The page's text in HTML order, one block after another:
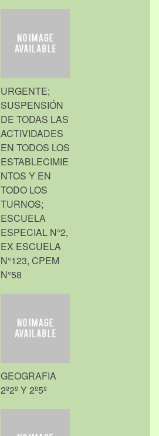
URGENTE;
SUSPENSIÓN
DE TODAS LAS
ACTIVIDADES
EN TODOS LOS
ESTABLECIMIE
NTOS Y EN
TODO LOS
TURNOS;
ESCUELA
ESPECIAL N°2,
EX ESCUELA
N°123, CPEM
N°58
GEOGRAFIA
2º2º Y 2º5º